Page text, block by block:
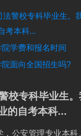
法警校专科毕业生。
考本科...
院学费和报名时间
院面向全国招生吗?
校专科毕业生
的自考本科...
，公安管理专业本科